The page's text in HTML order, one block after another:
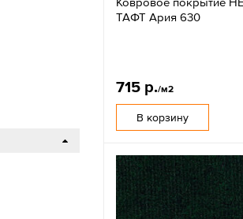
ТАФТ Ария 630
715 р./м2
В корзину